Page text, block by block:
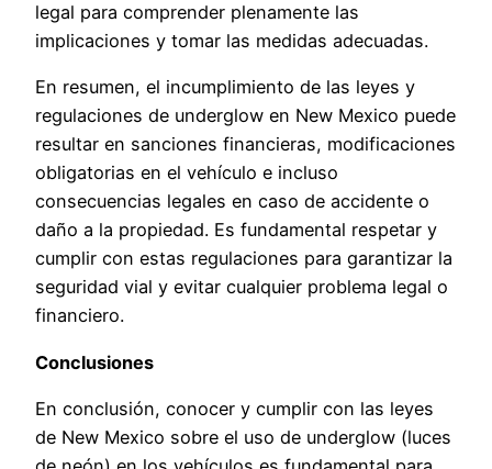
legal para comprender plenamente las
implicaciones y tomar las medidas adecuadas.
En resumen, el incumplimiento de las leyes y
regulaciones de underglow en New Mexico puede
resultar en sanciones financieras, modificaciones
obligatorias en el vehículo e incluso
consecuencias legales en caso de accidente o
daño a la propiedad. Es fundamental respetar y
cumplir con estas regulaciones para garantizar la
seguridad vial y evitar cualquier problema legal o
financiero.
Conclusiones
En conclusión, conocer y cumplir con las leyes
de New Mexico sobre el uso de underglow (luces